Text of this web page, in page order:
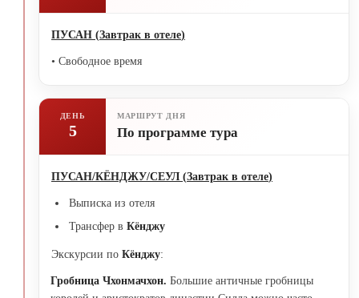
ПУСАН (Завтрак в отеле)
• Свободное время
ДЕНЬ
5
МАРШРУТ ДНЯ
По программе тура
ПУСАН/КЁНДЖУ/СЕУЛ (Завтрак в отеле)
Выписка из отеля
Трансфер в Кёнджу
Экскурсии по Кёнджу:
Гробница Чхонмачхон. Большие античные гробницы